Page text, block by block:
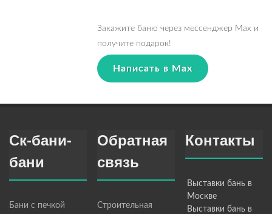
Закажите баню через мессенджер Max и
получите подарок!
Написать в Max
Ск-бани-
бани
Бани с печкой
Обратная
связь
Строительная
Контакты
Выставки бань в
Москве
Выставки бань в